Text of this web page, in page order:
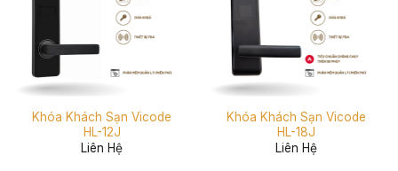
Khóa Khách Sạn Vicode
HL-12J
Liên Hệ
Khóa Khách Sạn Vicode
HL-18J
Liên Hệ